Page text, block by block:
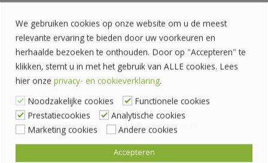
HEEFT U VRAGEN?
Pallethandel Pallet Plaza B.V.
Draaibrugweg 2
1332 AC Almere
036 760 4262 info@palletplaza.nl
We gebruiken cookies op onze website om u de meest
relevante ervaring te bieden door uw voorkeuren en
herhaalde bezoeken te onthouden. Door op "Accepteren" te
klikken, stemt u in met het gebruik van ALLE cookies. Lees
hier onze privacy- en cookieverklaring.
Noodzakelijke cookies
Functionele cookies
Prestatiecookies
Analytische cookies
Marketing cookies
Andere cookies
Accepteren